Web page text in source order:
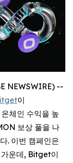
NEWSWIRE) --
이
체인 수익을 높
보상 풀을 나
. 이번 캠페인은
가운데, Bitget이